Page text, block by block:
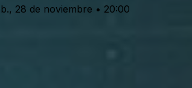
28 de noviembre • 20:00